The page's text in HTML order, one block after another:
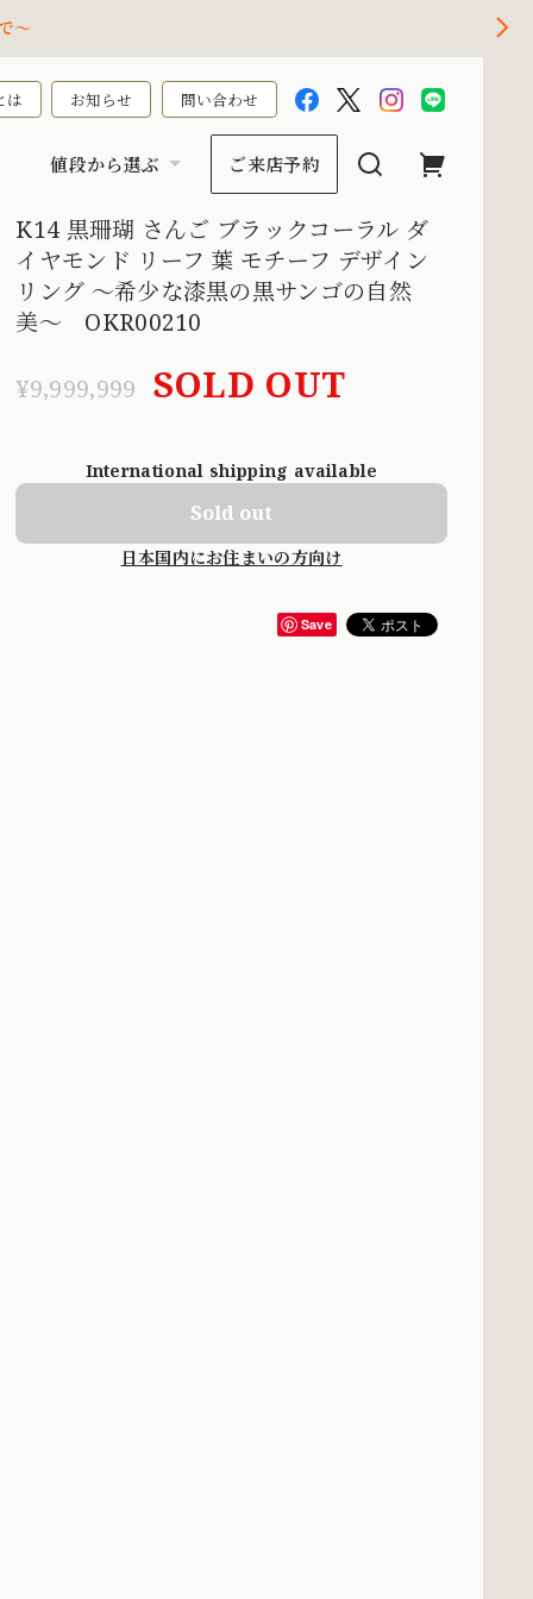
～
は お知らせ 問い合わせ
値段から選ぶ ご来店予約
K14 黒珊瑚 さんご ブラックコーラル ダ
イヤモンド リーフ 葉 モチーフ デザイン
リング 〜希少な漆黒の黒サンゴの自然
美〜 OKR00210
¥9,999,999 SOLD OUT
International shipping available
Sold out
日本国内にお住まいの方向け
Save